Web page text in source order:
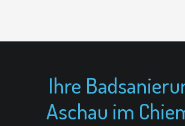
Ihre
Aschau im